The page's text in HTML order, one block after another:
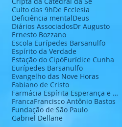
Culto das 9hDe Ecclesia
Deficiência mentalDeus
Diários AssociadosDr Augusto
Ernesto Bozzano
Escola Eurípedes Barsanulfo
Espírito da Verdade
Estação do CipóEurídice Cunha
Eurípedes Barsanulfo
Evangelho das Nove Horas
Fabiano de Cristo
Farmácia Espírita Esperança e Caridade
FrancaFrancisco Antônio Bastos
Fundação de São Paulo
Gabriel Dellane